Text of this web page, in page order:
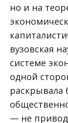
но и на
вузовская
системе
одной
— не